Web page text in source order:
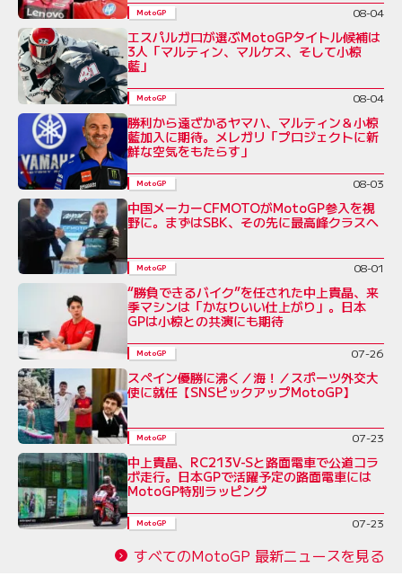
MotoGP 08-04
エスパルガロが選ぶMotoGPタイトル候補は
3人「マルティン、マルケス、そして小椋
藍」
MotoGP 08-04
勝利から遠ざかるヤマハ、マルティン＆小椋
藍加入に期待。メレガリ「プロジェクトに新
鮮な空気をもたらす」
MotoGP 08-03
中国メーカーCFMOTOがMotoGP参入を視
野に。まずはSBK、その先に最高峰クラスへ
MotoGP 08-01
“勝負できるバイク”を任された中上貴晶、来
季マシンは「かなりいい仕上がり」。日本
GPは小椋との共演にも期待
MotoGP 07-26
スペイン優勝に沸く／海！／スポーツ外交大
使に就任【SNSピックアップMotoGP】
MotoGP 07-23
中上貴晶、RC213V-Sと路面電車で公道コラ
ボ走行。日本GPで活躍予定の路面電車には
MotoGP特別ラッピング
MotoGP 07-23
すべてのMotoGP 最新ニュースを見る